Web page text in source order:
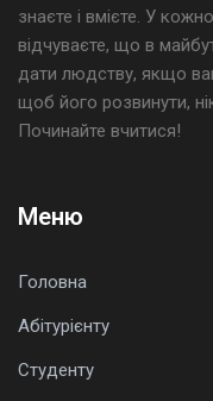
знаєте і вмієте. У
відчуваєте, що в
дати людству, якщо
щоб його розвинути,
Починайте вчитися!
Меню
Головна
Абітурієнту
Студенту